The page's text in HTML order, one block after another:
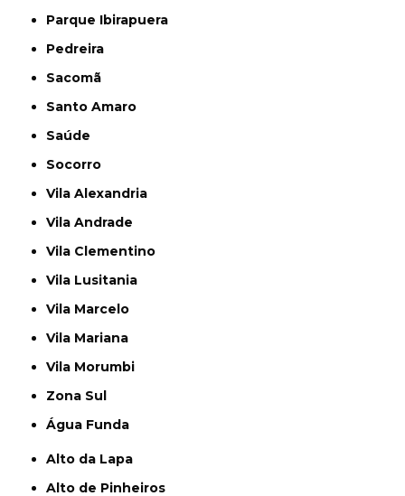
Parque Ibirapuera
Pedreira
Sacomã
Santo Amaro
Saúde
Socorro
Vila Alexandria
Vila Andrade
Vila Clementino
Vila Lusitania
Vila Marcelo
Vila Mariana
Vila Morumbi
Zona Sul
Água Funda
Alto da Lapa
Alto de Pinheiros